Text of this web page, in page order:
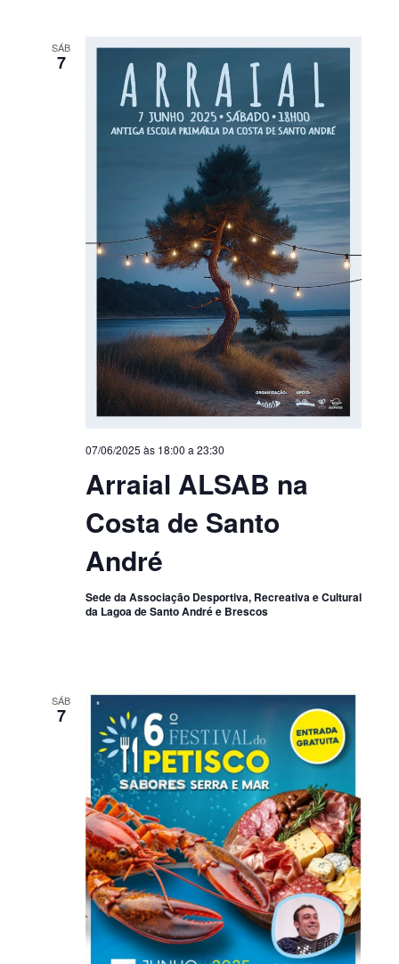
SÁB
7
Arraial ALSAB na
Costa de Santo
André
07/06/2025 às 18:00 a 23:30
Sede da Associação Desportiva, Recreativa e Cultural
da Lagoa de Santo André e Brescos
SÁB
7